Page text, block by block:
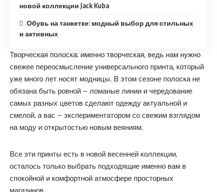
новой коллекции Jack Kuba
Обувь на танкетке: модный выбор для стильных
и активных
Творческая полоска: именно творческая, ведь нам нужно
свежее переосмысление универсального принта, который
уже много лет носят модницы. В этом сезоне полоска не
обязана быть ровной – ломаные линии и чередование
самых разных цветов сделают одежду актуальной и
смелой, а вас – экспериментатором со свежим взглядом
на моду и открытостью новым веяниям.
Все эти принты есть в новой весенней коллекции,
осталось только выбрать подходящие именно вам в
спокойной и комфортной атмосфере просторных